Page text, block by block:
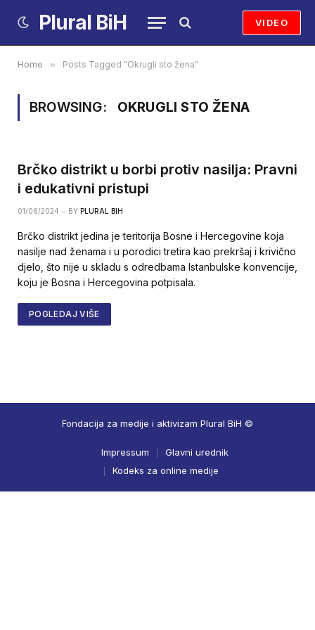
Plural BiH VIDEO
Home » Posts Tagged "Okrugli sto žena"
BROWSING: OKRUGLI STO ŽENA
Brčko distrikt u borbi protiv nasilja: Pravni
i edukativni pristupi
01/06/2024 BY PLURAL BIH
Brčko distrikt jedina je teritorija Bosne i Hercegovine koja
nasilje nad ženama i u porodici tretira kao prekršaj i krivično
djelo, što nije u skladu s odredbama Istanbulske konvencije,
koju je Bosna i Hercegovina potpisala.
POGLEDAJ VIŠE
Fondacija za medije i aktivizam Plural BiH ©
Impressum
Glavni urednik
Kodeks za online medije